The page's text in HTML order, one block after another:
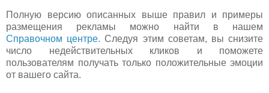
Полную версию описанных выше правил и примеры
размещения рекламы можно найти в нашем
Справочном центре. Следуя этим советам, вы снизите
число недействительных кликов и поможете
пользователям получать только положительные эмоции
от вашего сайта.